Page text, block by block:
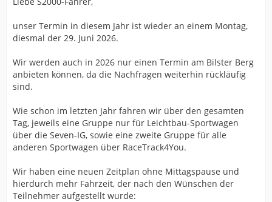
unser Termin in diesem Jahr ist wieder an einem Montag,
diesmal der 29. Juni 2026.
Wir werden auch in 2026 nur einen Termin am Bilster Berg
anbieten können, da die Nachfragen weiterhin rückläufig
sind.
Wie schon im letzten Jahr fahren wir über den gesamten
Tag, jeweils eine Gruppe nur für Leichtbau-Sportwagen
über die Seven-IG, sowie eine zweite Gruppe für alle
anderen Sportwagen über RaceTrack4You.
Wir haben eine neuen Zeitplan ohne Mittagspause und
hierdurch mehr Fahrzeit, der nach den Wünschen der
Teilnehmer aufgestellt wurde: